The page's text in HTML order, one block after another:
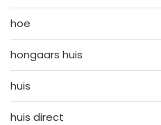
hoe
hongaars huis
huis
huis direct